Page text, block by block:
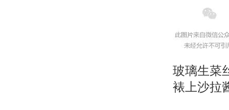
玻璃生菜
裱上沙拉